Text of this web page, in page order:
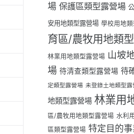
場 保護區類型露營場
安用地類型露營場 學校用地
育區/農牧用地類
林業用地類型露營場 山坡
場 待清查類型露營場 待
定類型露營場 未登錄土地類型露
地類型露營場 林業用
區/農牧用地類型露營場 水利
區類型露營場 特定目的